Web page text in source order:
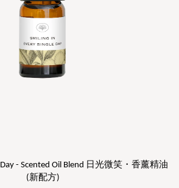
Day - Scented Oil Blend 日光微笑・香薰精油
(新配方)